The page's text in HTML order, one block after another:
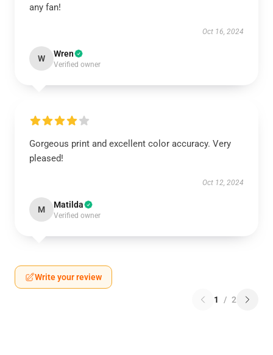
any fan!
Oct 16, 2024
W Wren
Verified owner
Gorgeous print and excellent color accuracy. Very
pleased!
Oct 12, 2024
M Matilda
Verified owner
Write your review
1 / 2